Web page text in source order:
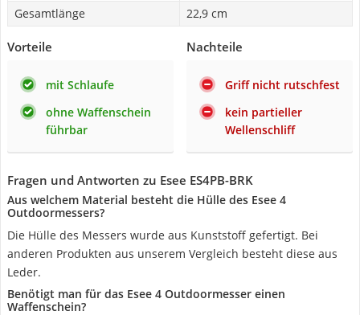
Gesamtlänge 22,9 cm
Vorteile
mit Schlaufe
ohne Waffenschein
führbar
Nachteile
Griff nicht rutschfest
kein partieller
Wellenschliff
Fragen und Antworten zu Esee ES4PB-BRK
Aus welchem Material besteht die Hülle des Esee 4
Outdoormessers?
Die Hülle des Messers wurde aus Kunststoff gefertigt. Bei
anderen Produkten aus unserem Vergleich besteht diese aus
Leder.
Benötigt man für das Esee 4 Outdoormesser einen
Waffenschein?